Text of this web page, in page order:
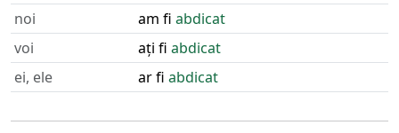
noi
am fi abdicat
voi
ați fi abdicat
ei, ele
ar fi abdicat